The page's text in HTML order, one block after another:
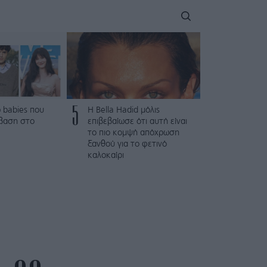
babies που
στο
5
Η Bella Hadid μόλις
επιβεβαίωσε ότι αυτή είναι
το πιο κομψή απόχρωση
ξανθού για το φετινό
καλοκαίρι